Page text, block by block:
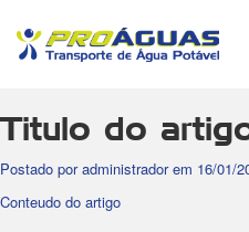
Titulo do
Postado por administrador em 16/01/
Conteudo do artigo